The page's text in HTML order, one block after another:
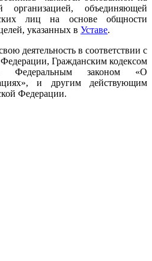
организацией, объединяющей
лиц на основе общности
указанных в Уставе.
деятельность в соответствии с
Гражданским кодексом
Федеральным законом «О
и другим действующим
Федерации.